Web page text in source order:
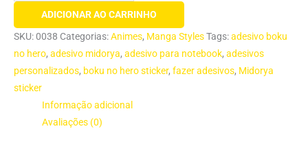
ADICIONAR AO CARRINHO
SKU:0038 Categorias:Animes, Manga StylesTags:adesivo boku
no hero, adesivo midorya, adesivo para notebook, adesivos
personalizados, boku no hero sticker, fazer adesivos, Midorya
sticker
Informação adicional
Avaliações (0)